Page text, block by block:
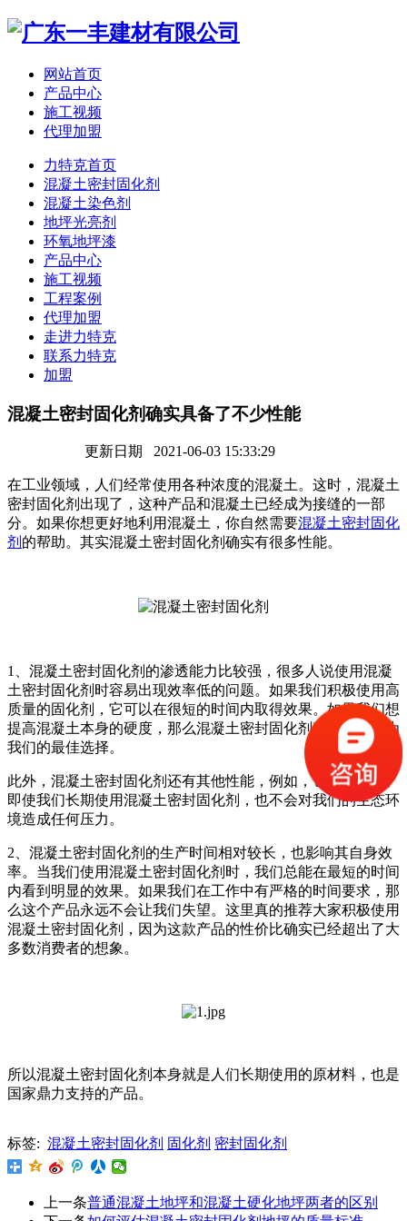
网站首页
产品中心
施工视频
代理加盟
力特克首页
混凝土密封固化剂
混凝土染色剂
地坪光亮剂
环氧地坪漆
产品中心
施工视频
工程案例
代理加盟
走进力特克
联系力特克
加盟
混凝土密封固化剂确实具备了不少性能
更新日期 2021-06-03 15:33:29
在工业领域，人们经常使用各种浓度的混凝土。这时，混凝土
密封固化剂出现了，这种产品和混凝土已经成为接缝的一部
分。如果你想更好地利用混凝土，你自然需要混凝土密封固化
剂 的帮助。其实混凝土密封固化剂确实有很多性能。
1、混凝土密封固化剂的渗透能力比较强，很多人说使用混凝
土密封固化剂时容易出现效率低的问题。如果我们积极使用高
质量的固化剂，它可以在很短的时间内取得效果。如果我们想
提高混凝土本身的硬度，那么混凝土密封固化剂确实可以成为
我们的最佳选择。
此外，混凝土密封固化剂还有其他性能，例如，它相对环保。
即使我们长期使用混凝土密封固化剂，也不会对我们的生态环
境造成任何压力。
2、混凝土密封固化剂的生产时间相对较长，也影响其自身效
率。当我们使用混凝土密封固化剂时，我们总能在最短的时间
内看到明显的效果。如果我们在工作中有严格的时间要求，那
么这个产品永远不会让我们失望。这里真的推荐大家积极使用
混凝土密封固化剂，因为这款产品的性价比确实已经超出了大
多数消费者的想象。
所以混凝土密封固化剂本身就是人们长期使用的原材料，也是
国家鼎力支持的产品。
标签: 混凝土密封固化剂 固化剂 密封固化剂
上一条普通混凝土地坪和混凝土硬化地坪两者的区别